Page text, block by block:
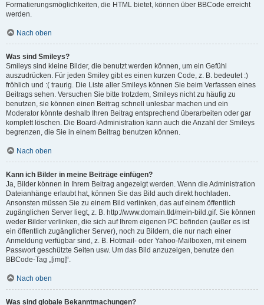
Formatierungsmöglichkeiten, die HTML bietet, können über BBCode erreicht
werden.
Nach oben
Was sind Smileys?
Smileys sind kleine Bilder, die benutzt werden können, um ein Gefühl
auszudrücken. Für jeden Smiley gibt es einen kurzen Code, z. B. bedeutet :)
fröhlich und :( traurig. Die Liste aller Smileys können Sie beim Verfassen eines
Beitrags sehen. Versuchen Sie bitte trotzdem, Smileys nicht zu häufig zu
benutzen, sie können einen Beitrag schnell unlesbar machen und ein
Moderator könnte deshalb Ihren Beitrag entsprechend überarbeiten oder gar
komplett löschen. Die Board-Administration kann auch die Anzahl der Smileys
begrenzen, die Sie in einem Beitrag benutzen können.
Nach oben
Kann ich Bilder in meine Beiträge einfügen?
Ja, Bilder können in Ihrem Beitrag angezeigt werden. Wenn die Administration
Dateianhänge erlaubt hat, können Sie das Bild auch direkt hochladen.
Ansonsten müssen Sie zu einem Bild verlinken, das auf einem öffentlich
zugänglichen Server liegt, z. B. http://www.domain.tld/mein-bild.gif. Sie können
weder Bilder verlinken, die sich auf Ihrem eigenen PC befinden (außer es ist
ein öffentlich zugänglicher Server), noch zu Bildern, die nur nach einer
Anmeldung verfügbar sind, z. B. Hotmail- oder Yahoo-Mailboxen, mit einem
Passwort geschützte Seiten usw. Um das Bild anzuzeigen, benutze den
BBCode-Tag „[img]“.
Nach oben
Was sind globale Bekanntmachungen?